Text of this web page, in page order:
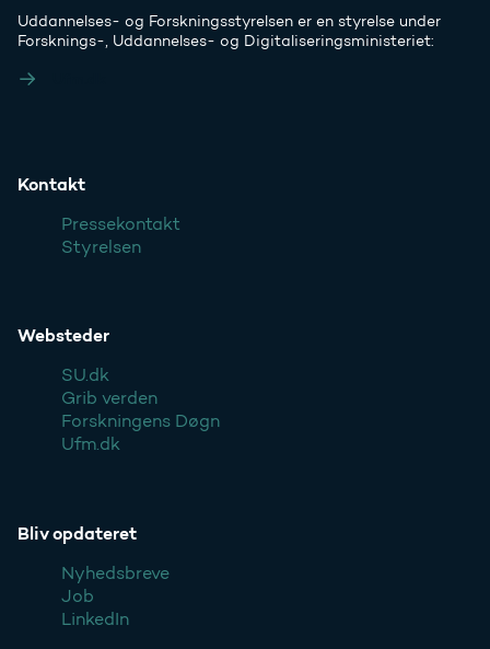
Uddannelses- og Forskningsstyrelsen er en styrelse under
Forsknings-, Uddannelses- og Digitaliseringsministeriet:
Kontakt
Pressekontakt
Styrelsen
Websteder
SU.dk
Grib verden
Forskningens Døgn
Ufm.dk
Bliv opdateret
Nyhedsbreve
Job
LinkedIn